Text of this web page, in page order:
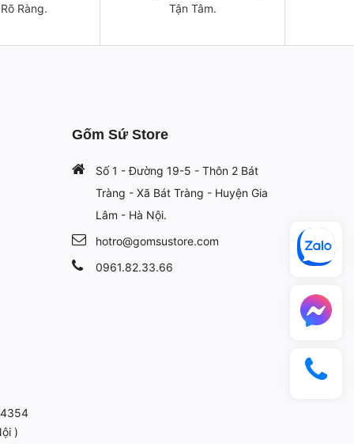
Ràng.
Tận Tâm.
Gốm Sứ Store
Số 1 - Đường 19-5 - Thôn 2 Bát
Tràng - Xã Bát Tràng - Huyện Gia
Lâm - Hà Nội.
hotro@gomsustore.com
0961.82.33.66
)